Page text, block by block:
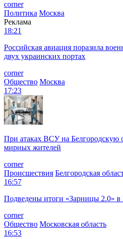
corner
Политика Москва
Реклама
18:21
Российская авиация поразила
двух украинских портах
corner
Общество Москва
17:23
При атаках ВСУ на Белгородскую
мирных жителей
corner
Происшествия Белгородская
16:57
Подведены итоги «Зарницы 2.0» в
corner
Общество Московская область
16:53